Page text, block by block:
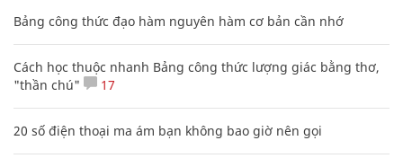
Bảng công thức đạo hàm nguyên hàm cơ bản cần nhớ
Cách học thuộc nhanh Bảng công thức lượng giác bằng thơ,
"thần chú"
17
20 số điện thoại ma ám bạn không bao giờ nên gọi